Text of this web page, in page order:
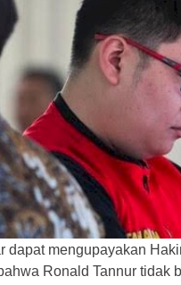
dapat mengupayakan
Ronald Tannur tidak